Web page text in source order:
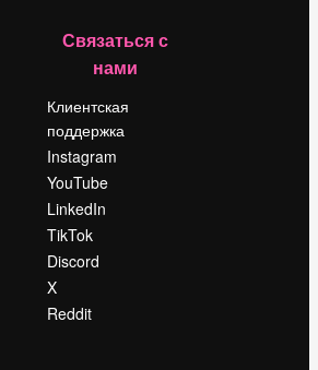
Связаться с
нами
Клиентская
поддержка
Instagram
YouTube
LinkedIn
TikTok
Discord
X
Reddit